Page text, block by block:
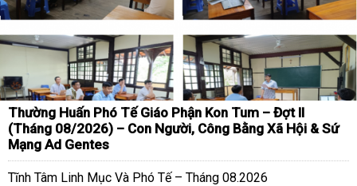
Thường Huấn Phó Tế Giáo Phận Kon Tum – Đợt II
(Tháng 08/2026) – Con Người, Công Bằng Xã Hội & Sứ
Mạng Ad Gentes
Tĩnh Tâm Linh Mục Và Phó Tế – Tháng 08.2026